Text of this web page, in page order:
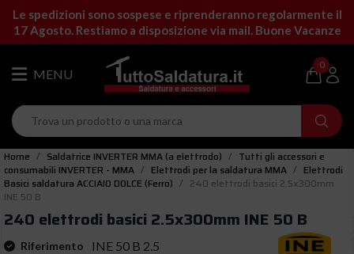
Le spedizioni sono sospese e riprenderanno regolarmente il
17 Agosto. Restiamo a disposizione via mail. Buone Vacanze
0
Home Saldatrice INVERTER MMA (a elettrodo)
Tutti gli accessori e
consumabili INVERTER - MMA
Elettrodi per la saldatura MMA
Elettrodi
Basici saldatura ACCIAIO DOLCE (Ferro)
240 elettrodi basici 2.5x300mm
INE 50 B
240 elettrodi basici 2.5x300mm INE 50 B
Riferimento INE 50 B 2.5